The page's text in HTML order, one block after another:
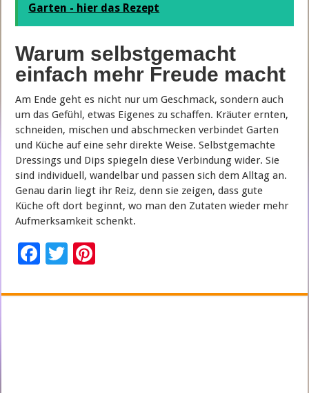
Garten - hier das Rezept
Warum selbstgemacht
einfach mehr Freude macht
Am Ende geht es nicht nur um Geschmack, sondern auch
um das Gefühl, etwas Eigenes zu schaffen. Kräuter ernten,
schneiden, mischen und abschmecken verbindet Garten
und Küche auf eine sehr direkte Weise. Selbstgemachte
Dressings und Dips spiegeln diese Verbindung wider. Sie
sind individuell, wandelbar und passen sich dem Alltag an.
Genau darin liegt ihr Reiz, denn sie zeigen, dass gute
Küche oft dort beginnt, wo man den Zutaten wieder mehr
Aufmerksamkeit schenkt.
F
e
T
tt er